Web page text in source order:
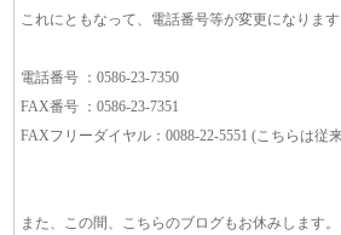
これにともなって、電話番号等が変更になります
電話番号 ：0586-23-7350
FAX番号 ：0586-23-7351
FAXフリーダイヤル：0088-22-5551 (こちらは従
また、この間、こちらのブログもお休みします。